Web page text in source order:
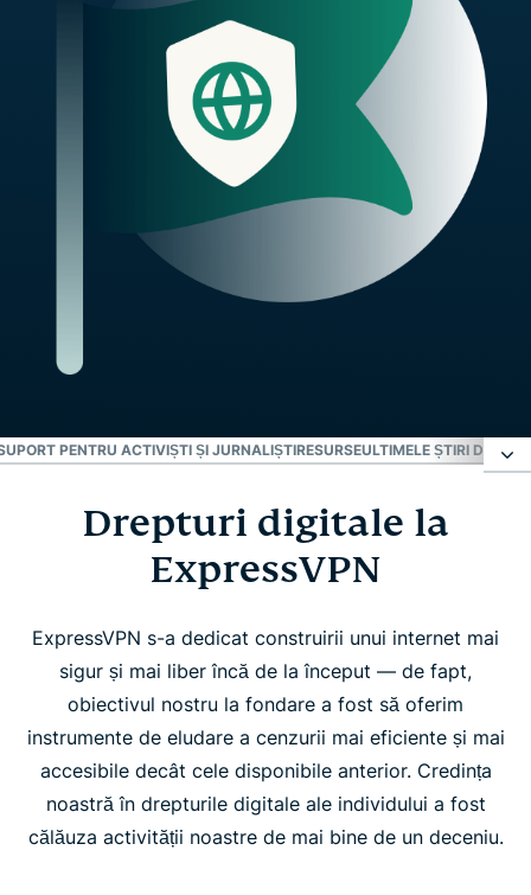
PENTRU ACTIVIȘTI ȘI JURNALIȘTIRESURSEULTIMELE ȘTIRI
Drepturi digitale la ExpressVPN
Lider în industrie și inițiativele de drepturi
Suport pentru activiști și jurnaliști
Resurse
Ultimele știri despre drepturi
Drepturi digitale la
ExpressVPN
ExpressVPN s-a dedicat construirii unui internet mai
sigur și mai liber încă de la început — de fapt,
obiectivul nostru la fondare a fost să oferim
instrumente de eludare a cenzurii mai eficiente și mai
accesibile decât cele disponibile anterior. Credința
noastră în drepturile digitale ale individului a fost
călăuza activității noastre de mai bine de un deceniu.